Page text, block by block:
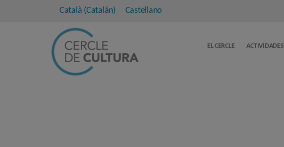
Català (Catalán) Castellano
EL CERCLE ACTIVIDADES